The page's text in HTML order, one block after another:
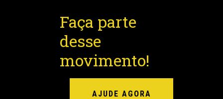
Faça parte
desse
movimento!
AJUDE AGORA